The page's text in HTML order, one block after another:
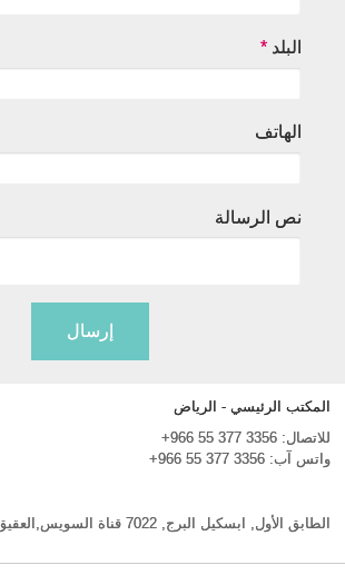
البلد *
الهاتف
نص الرسالة
إرسال
المكتب الرئيسي - الرياض
للاتصال: +966 55 377 3356
واتس آب: +966 55 377 3356
الطابق الأول, ابسكيل البرج, 7022 قناة السويس,العقيق, 398, الرياض 13515